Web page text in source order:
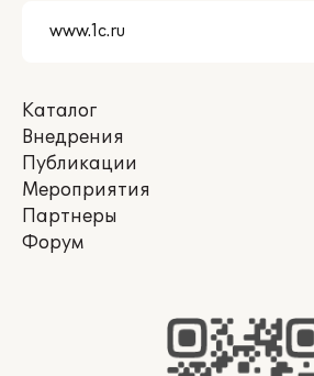
Каталог
Внедрения
Публикации
Мероприятия
Партнеры
Форум